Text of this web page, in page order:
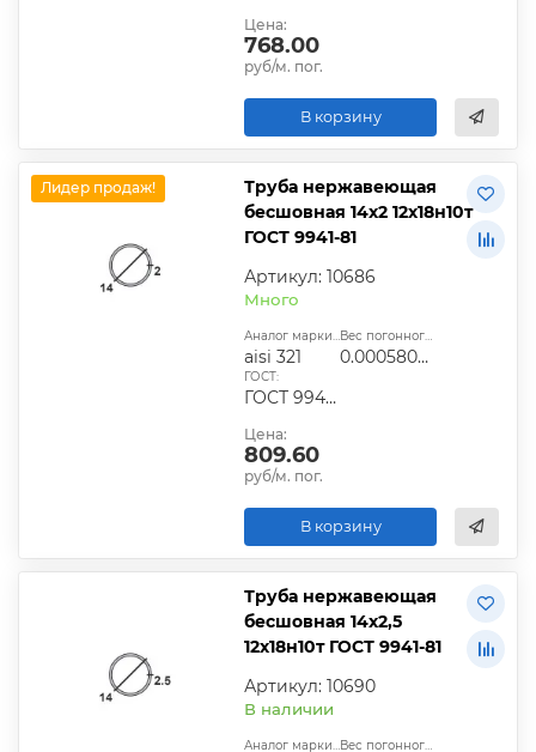
Цена:
768.00
руб/м. пог.
В корзину
Лидер продаж!
Труба нержавеющая
бесшовная 14х2 12х18н10т
ГОСТ 9941-81
Артикул: 10686
Много
Аналог марки стали:
aisi 321
Вес погонного метра, т.:
0.00058056
ГОСТ:
ГОСТ 9940-81, ГОСТ 9941-81, ГОСТ 24030-80, ГОСТ 10498-82
Цена:
809.60
руб/м. пог.
В корзину
Труба нержавеющая
бесшовная 14х2,5
12х18н10т ГОСТ 9941-81
Артикул: 10690
В наличии
Аналог марки стали: Вес погонного метра, т.: